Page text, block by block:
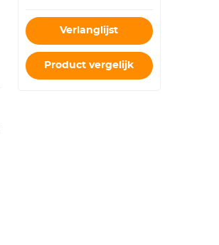
Verlanglijst
Product vergelijk